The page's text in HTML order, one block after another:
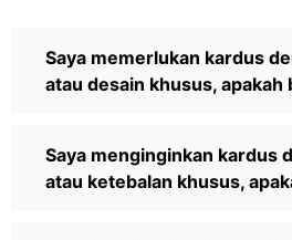
Saya memerlukan kardus
atau desain khusus, apakah
Saya menginginkan kardus
atau ketebalan khusus,